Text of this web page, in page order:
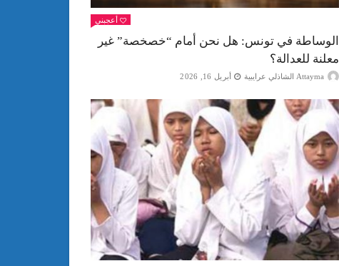
أعجبني
الوساطة في تونس: هل نحن أمام “خصخصة” غير
معلنة للعدالة؟
Attayma الشاذلي عرايبية أبريل 16, 2026